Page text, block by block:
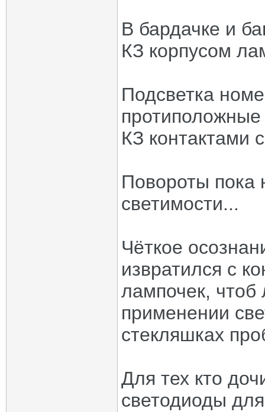
В бардачке и
КЗ корпусом
Подсветка
КЗ контактами
Повороты
светимости...
Чёткое
извратился с
лампочек,
применении
стекляшках
Для тех кто
светодиоды